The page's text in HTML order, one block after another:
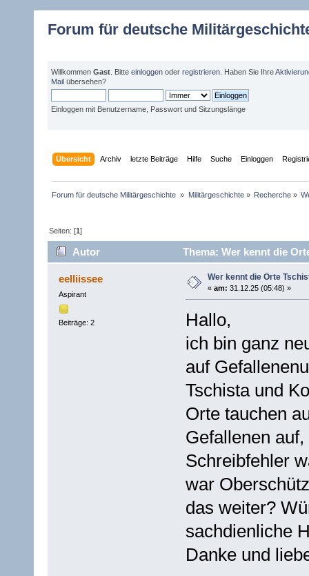
Forum für deutsche
Willkommen Gast . Bitte einloggen oder registrieren . Haben Sie Ihre
Mail übersehen?
Einloggen mit Benutzername, Passwort und Sitzungslänge
Übersicht Archiv letzte Beiträge Hilfe Suche Einloggen
Forum für deutsche Militärgeschichte » Militärgeschichte» Recherche»
Seiten: [1]
Autor Thema: Wer kennt die
eelliissee
Aspirant
Beiträge: 2
Wer kennt die Orte
« am: 31.12.25 (05:48) »
Hallo,
ich bin ganz
auf
Tschista und
Orte tauchen
Gefallenen
Schreibfehler
war
das weiter?
sachdienliche
Danke und